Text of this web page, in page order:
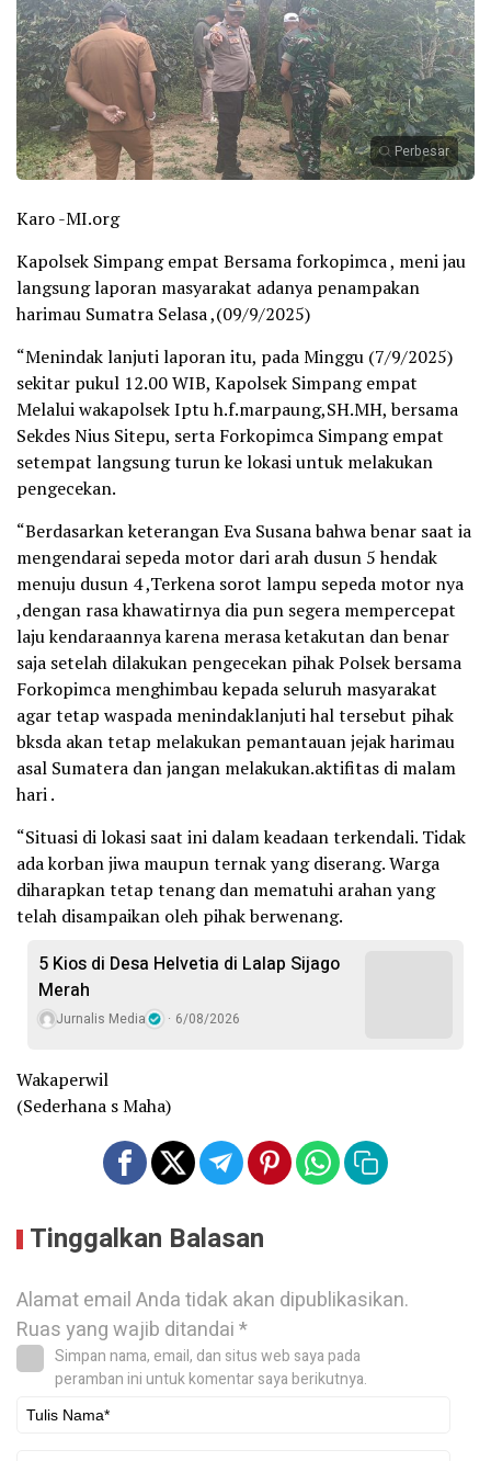
Perbesar
Karo -MI.org
Kapolsek Simpang empat Bersama forkopimca , meni jau
langsung laporan masyarakat adanya penampakan
harimau Sumatra Selasa ,(09/9/2025)
“Menindak lanjuti laporan itu, pada Minggu (7/9/2025)
sekitar pukul 12.00 WIB, Kapolsek Simpang empat
Melalui wakapolsek Iptu h.f.marpaung,SH.MH, bersama
Sekdes Nius Sitepu, serta Forkopimca Simpang empat
setempat langsung turun ke lokasi untuk melakukan
pengecekan.
“Berdasarkan keterangan Eva Susana bahwa benar saat ia
mengendarai sepeda motor dari arah dusun 5 hendak
menuju dusun 4 ,Terkena sorot lampu sepeda motor nya
,dengan rasa khawatirnya dia pun segera mempercepat
laju kendaraannya karena merasa ketakutan dan benar
saja setelah dilakukan pengecekan pihak Polsek bersama
Forkopimca menghimbau kepada seluruh masyarakat
agar tetap waspada menindaklanjuti hal tersebut pihak
bksda akan tetap melakukan pemantauan jejak harimau
asal Sumatera dan jangan melakukan.aktifitas di malam
hari .
“Situasi di lokasi saat ini dalam keadaan terkendali. Tidak
ada korban jiwa maupun ternak yang diserang. Warga
diharapkan tetap tenang dan mematuhi arahan yang
telah disampaikan oleh pihak berwenang.
5 Kios di Desa Helvetia di Lalap Sijago
Merah
Jurnalis Media 6/08/2026
Wakaperwil
(Sederhana s Maha)
Tinggalkan Balasan
Alamat email Anda tidak akan dipublikasikan.
Ruas yang wajib ditandai*
Simpan nama, email, dan situs web saya pada
peramban ini untuk komentar saya berikutnya.